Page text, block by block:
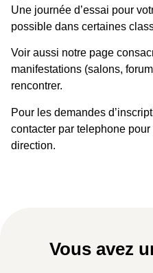
Une journée d’essai pour
possible dans certaines
Voir aussi notre page
manifestations (salons,
rencontrer.
Pour les demandes
contacter par telephone
direction.
Vous avez